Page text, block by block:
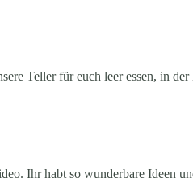
Teller für euch leer essen, in
Ihr habt so wunderbare Ideen